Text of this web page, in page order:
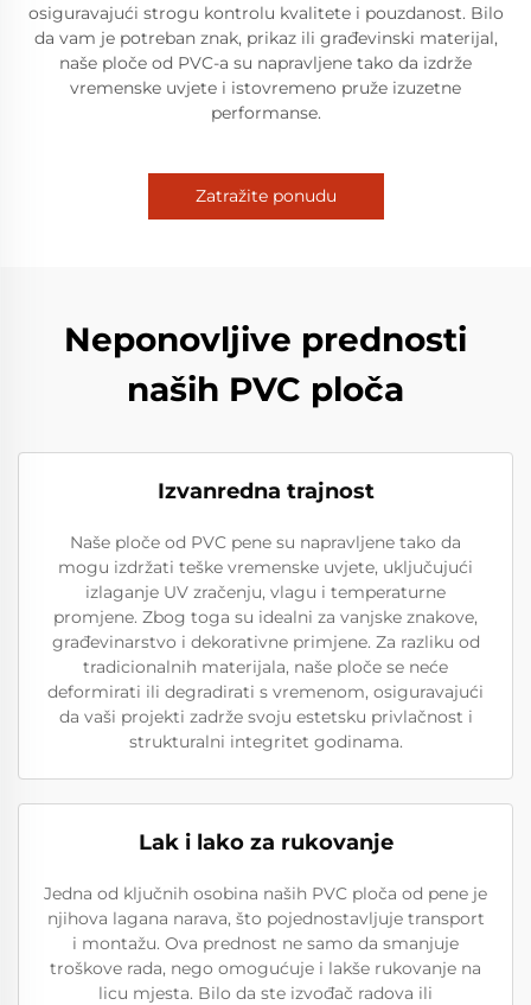
osiguravajući strogu kontrolu kvalitete i pouzdanost. Bilo
da vam je potreban znak, prikaz ili građevinski materijal,
naše ploče od PVC-a su napravljene tako da izdrže
vremenske uvjete i istovremeno pruže izuzetne
performanse.
Zatražite ponudu
Neponovljive prednosti
naših PVC ploča
Izvanredna trajnost
Naše ploče od PVC pene su napravljene tako da
mogu izdržati teške vremenske uvjete, uključujući
izlaganje UV zračenju, vlagu i temperaturne
promjene. Zbog toga su idealni za vanjske znakove,
građevinarstvo i dekorativne primjene. Za razliku od
tradicionalnih materijala, naše ploče se neće
deformirati ili degradirati s vremenom, osiguravajući
da vaši projekti zadrže svoju estetsku privlačnost i
strukturalni integritet godinama.
Lak i lako za rukovanje
Jedna od ključnih osobina naših PVC ploča od pene je
njihova lagana narava, što pojednostavljuje transport
i montažu. Ova prednost ne samo da smanjuje
troškove rada, nego omogućuje i lakše rukovanje na
licu mjesta. Bilo da ste izvođač radova ili